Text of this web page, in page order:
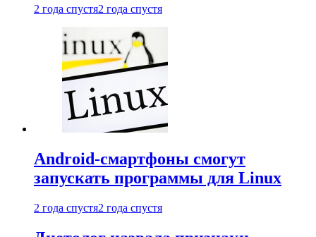
2 года спустя2 года спустя
Android-смартфоны смогут
запускать программы для Linux
2 года спустя2 года спустя